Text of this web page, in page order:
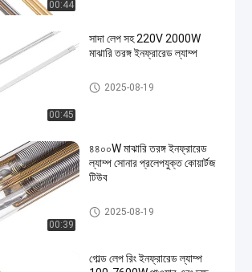
00:44
00:45
সাদা লেপ সহ 220V 2000W
মাঝারি তরঙ্গ ইনফ্রারেড ল্যাম্প
মাঝারি তরঙ্গ ইনফ্রারেড বাতি
2025-08-19
00:39
৪৪০০W মাঝারি তরঙ্গ ইনফ্রারেড
ল্যাম্প সোনার প্রলেপযুক্ত কোয়ার্টজ
টিউব
মাঝারি তরঙ্গ ইনফ্রারেড বাতি
2025-08-19
গোল্ড লেপ রিং ইনফ্রারেড ল্যাম্প